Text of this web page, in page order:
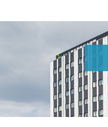
診療科・センター
健診・人間ドック